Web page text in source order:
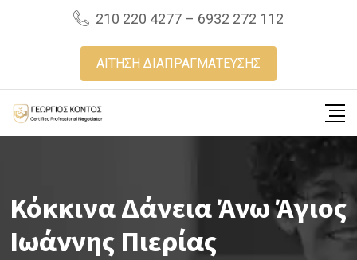
210 220 4277 – 6932 272 112
ΑΙΤΗΣΗ ΔΙΑΠΡΑΓΜΑΤΕΥΣΗΣ
Κόκκινα Δάνεια Άνω Άγιος
Ιωάννης Πιερίας